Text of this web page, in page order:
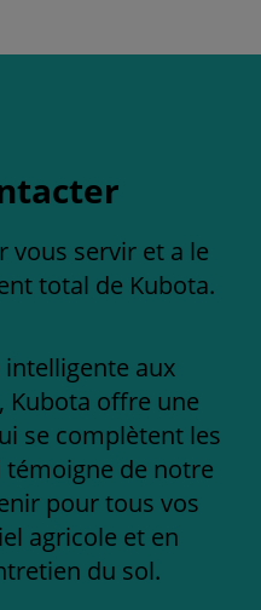
vous servir et a le
total de Kubota.
aux
Kubota offre une
se complètent les
témoigne de notre
pour tous vos
agricole et en
du sol.